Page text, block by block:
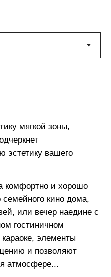
и
срок